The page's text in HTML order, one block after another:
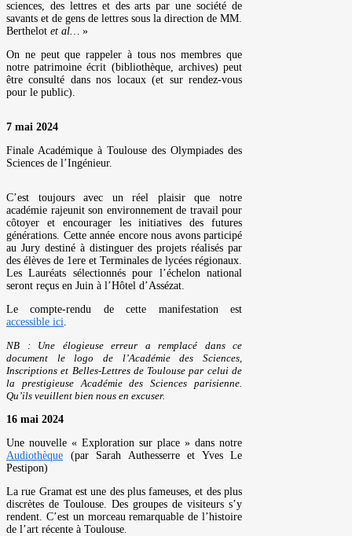
sciences, des lettres et des arts par une société de
savants et de gens de lettres sous la direction de MM.
Berthelot et al…
»
On ne peut que rappeler à tous nos membres que
notre patrimoine écrit (bibliothèque, archives) peut
être consulté dans nos locaux (et sur rendez-vous
pour le public).
7 mai 2024
Finale Académique à Toulouse des Olympiades des
Sciences de l’Ingénieur.
C’est toujours avec un réel plaisir que notre
académie rajeunit son environnement de travail pour
côtoyer et encourager les initiatives des futures
générations. Cette année encore nous avons participé
au Jury destiné à distinguer des projets réalisés par
des élèves de 1ere et Terminales de lycées régionaux.
Les Lauréats sélectionnés pour l’échelon national
seront reçus en Juin à l’Hôtel d’Assézat.
Le compte-rendu de cette manifestation est
accessible ici
NB : Une élogieuse erreur a remplacé dans ce
document le logo de l’Académie des Sciences,
Inscriptions et Belles-Lettres de Toulouse par celui de
la prestigieuse Académie des Sciences parisienne.
Qu’ils veuillent bien nous en excuser.
16 mai 2024
Une nouvelle « Exploration sur place » dans notre
Audiothèque (par Sarah Authesserre et Yves Le
Pestipon)
La rue Gramat est une des plus fameuses, et des plus
discrètes de Toulouse. Des groupes de visiteurs s’y
rendent. C’est un morceau remarquable de l’histoire
de l’art récente à Toulouse.